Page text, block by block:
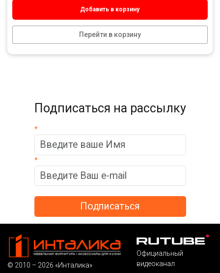
Добавить в корзину
Перейти в корзину
Подписаться на рассылку
*
*
© 2010 – 2026 «Инталика»
Официальный
видеоканал